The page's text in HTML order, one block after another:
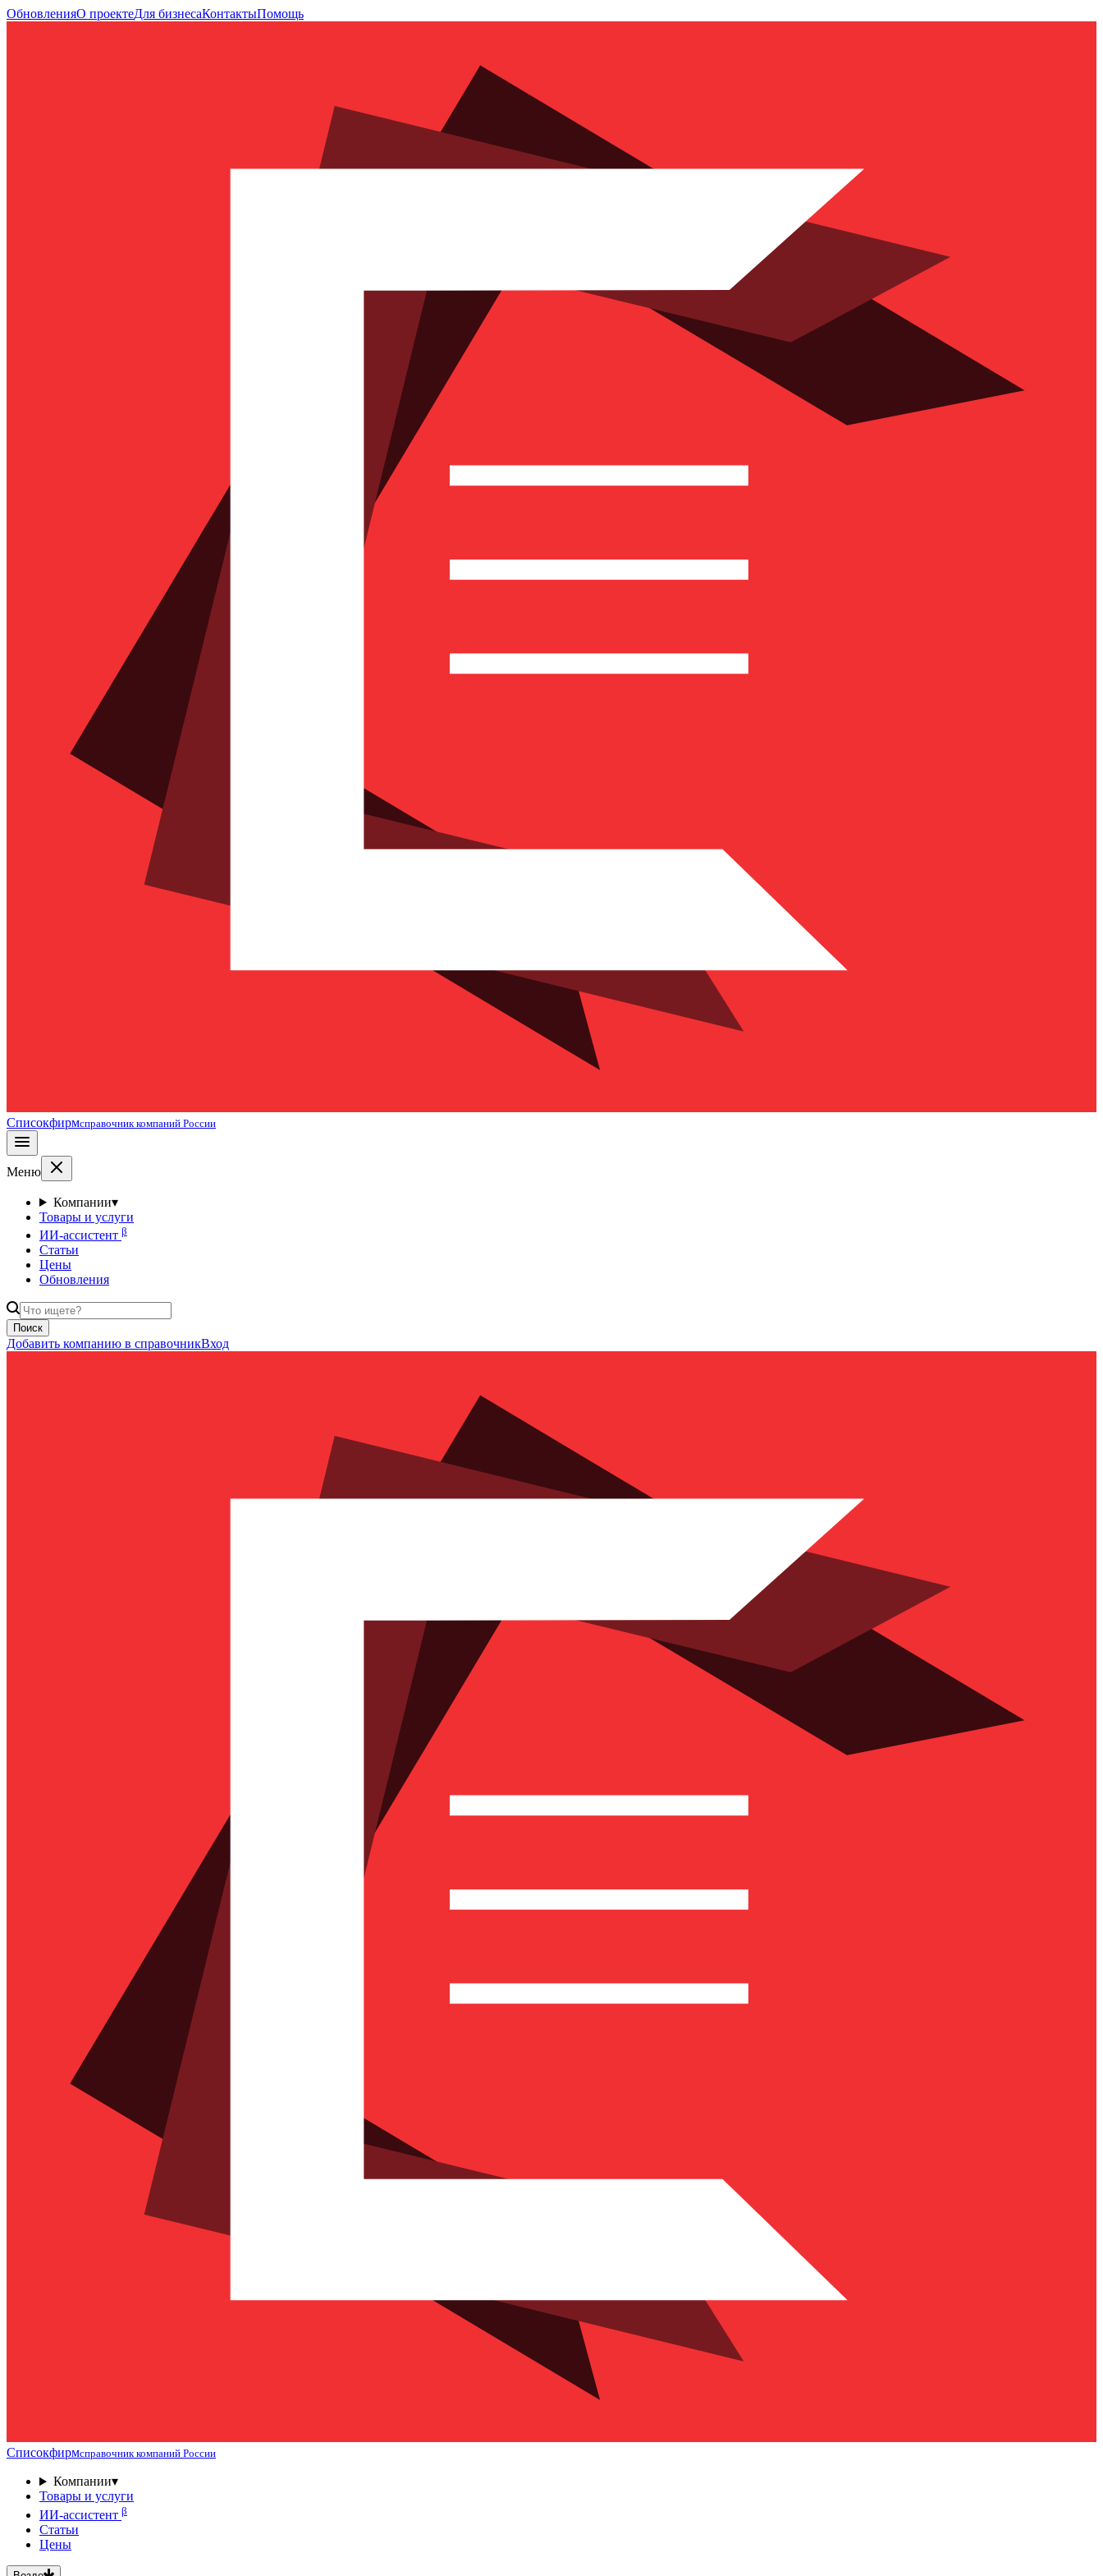
ОбновленияО проектеДля бизнесаКонтактыПомощь
Списокфирмсправочник компаний России
Меню
Компании▾
Товары и услуги
ИИ-ассистент β
Статьи
Цены
Обновления
Поиск
Добавить компанию в справочникВход
Списокфирмсправочник компаний России
Компании▾
Товары и услуги
ИИ-ассистент β
Статьи
Цены